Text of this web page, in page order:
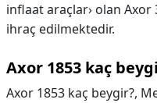
inflaat araçlar› olan Axor
ihraç edilmektedir.
Axor 1853 kaç
Axor 1853 kaç beygir?,